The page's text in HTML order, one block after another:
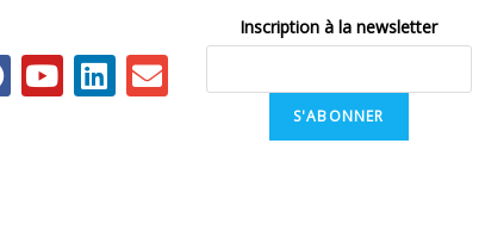
Inscription à la newsletter
S'ABONNER